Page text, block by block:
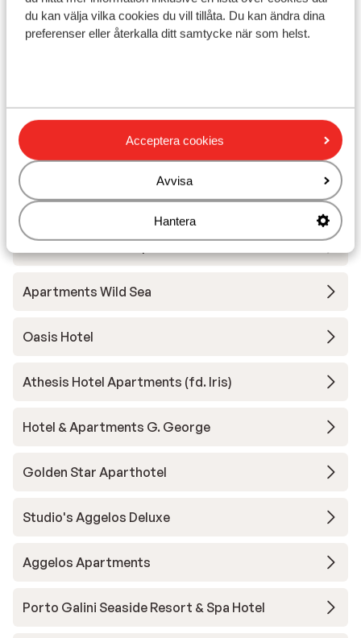
du kan välja vilka cookies du vill tillåta. Du kan ändra dina
preferenser eller återkalla ditt samtycke när som helst.
Acceptera cookies
Avvisa
Hantera
I området
Närmaste kiosk
Närmaste restaurang
På en huvudgata
Andra boenden i Lefkas
Apartments Wild Sea
Oasis Hotel
Athesis Hotel Apartments (fd. Iris)
Hotel & Apartments G. George
Golden Star Aparthotel
Studio's Aggelos Deluxe
Aggelos Apartments
Porto Galini Seaside Resort & Spa Hotel